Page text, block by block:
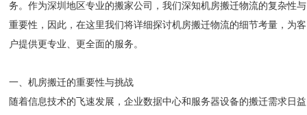
务。作为深圳地区专业的搬家公司，我们深知机房搬迁物流的复杂性与
重要性，因此，在这里我们将详细探讨机房搬迁物流的细节考量，为客
户提供更专业、更全面的服务。
一、机房搬迁的重要性与挑战
随着信息技术的飞速发展，企业数据中心和服务器设备的搬迁需求日益